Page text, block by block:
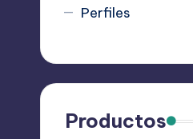
Perfiles
Productos